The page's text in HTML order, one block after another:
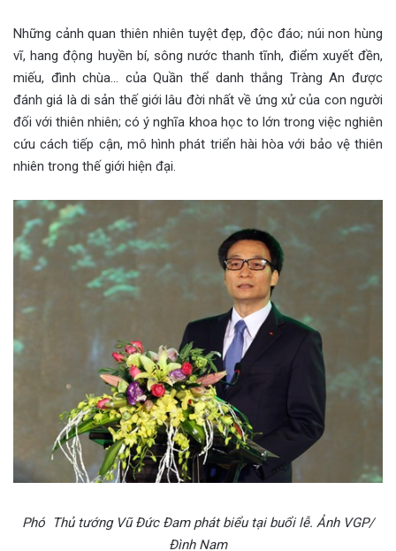
Những cảnh quan thiên nhiên tuyệt đẹp, độc đáo; núi non hùng
vĩ, hang động huyền bí, sông nước thanh tĩnh, điểm xuyết đền,
miếu, đình chùa… của Quần thể danh thắng Tràng An được
đánh giá là di sản thế giới lâu đời nhất về ứng xử của con người
đối với thiên nhiên; có ý nghĩa khoa học to lớn trong việc nghiên
cứu cách tiếp cận, mô hình phát triển hài hòa với bảo vệ thiên
nhiên trong thế giới hiện đại.
Phó Thủ tướng Vũ Đức Đam phát biểu tại buổi lễ. Ảnh VGP/
Đình Nam